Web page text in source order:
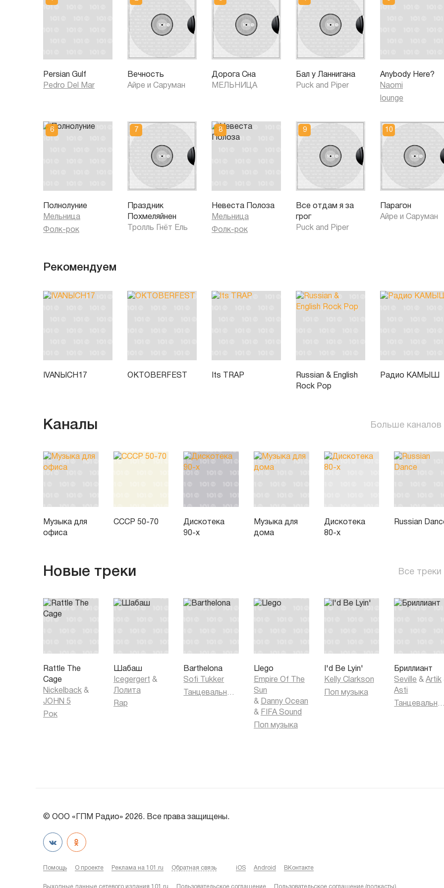
Persian Gulf
Pedro Del Mar
Вечность
Айре и Саруман
Дорога Сна
МЕЛЬНИЦА
Бал у Ланнигана
Puck and Piper
Anybody Here?
Naomi
lounge
Полнолуние
Мельница
Фолк-рок
Праздник
Похмеляйнен
Тролль Гнёт Ель
Невеста Полоза
Мельница
Фолк-рок
Все отдам я за
грог
Puck and Piper
Парагон
Айре и Саруман
Рекомендуем
IVANЫCH17 OKTOBERFEST Its TRAP
Russian & English
Rock Pop
Радио КАМЫШ
Каналы Больше каналов
Музыка для
офиса
СССР 50-70
Дискотека
90-х
Музыка для
дома
Дискотека
80-х
Russian
Новые треки Все треки
Rattle The
Cage
Nickelback &
JOHN 5
Рок
Шабаш
Icegergert &
Лолита
Rap
Barthelona
Sofi Tukker
Танцевальная музыка
Llego
Empire Of The
Sun
&
Danny Ocean
& FIFA Sound
Поп музыка
I'd Be Lyin'
Kelly Clarkson
Поп музыка
Бриллиант
Seville &Artik
Asti
Танцевальная
© ООО «ГПМ Радио» 2026. Все права защищены.
Помощь О проекте Реклама на 101.ru Обратная связь iOS Android ВКонтакте
Выходные данные сетевого издания 101.ru Пользовательское соглашение Пользовательское соглашение (подкасты)